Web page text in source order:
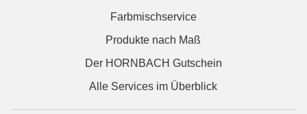
Farbmischservice
Produkte nach Maß
Der HORNBACH Gutschein
Alle Services im Überblick